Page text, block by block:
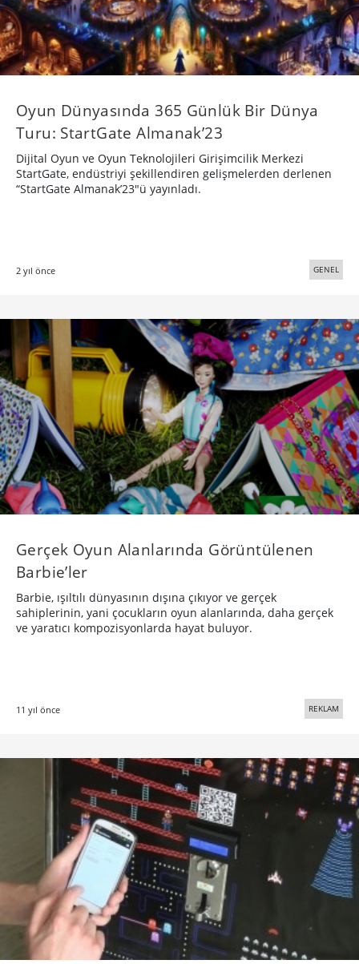
Oyun Dünyasında 365 Günlük Bir Dünya
Turu: StartGate Almanak’23
Dijital Oyun ve Oyun Teknolojileri Girişimcilik Merkezi
StartGate, endüstriyi şekillendiren gelişmelerden derlenen
“StartGate Almanak’23″ü yayınladı.
2 yıl önce GENEL
Gerçek Oyun Alanlarında Görüntülenen
Barbie’ler
Barbie, ışıltılı dünyasının dışına çıkıyor ve gerçek
sahiplerinin, yani çocukların oyun alanlarında, daha gerçek
ve yaratıcı kompozisyonlarda hayat buluyor.
11 yıl önce REKLAM